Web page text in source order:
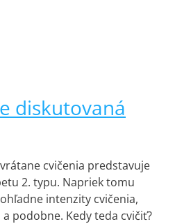
diskutovaná
cvičenia predstavuje
2. typu. Napriek tomu
intenzity cvičenia,
podobne. Kedy teda cvičiť?